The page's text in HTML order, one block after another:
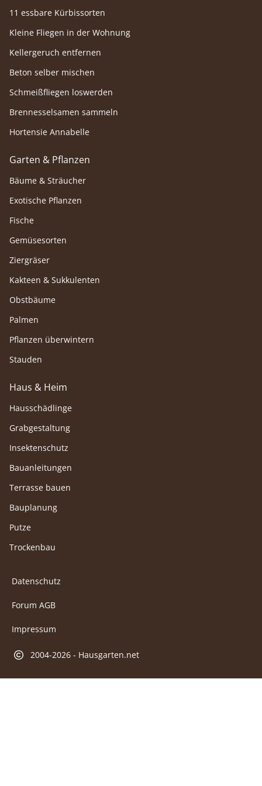
11 essbare Kürbissorten
Kleine Fliegen in der Wohnung
Kellergeruch entfernen
Beton selber mischen
Schmeißfliegen loswerden
Brennesselsamen sammeln
Hortensie Annabelle
Garten & Pflanzen
Bäume & Sträucher
Exotische Pflanzen
Fische
Gemüsesorten
Ziergräser
Kakteen & Sukkulenten
Obstbäume
Palmen
Pflanzen überwintern
Stauden
Haus & Heim
Hausschädlinge
Grabgestaltung
Insektenschutz
Bauanleitungen
Terrasse bauen
Bauplanung
Putze
Trockenbau
Datenschutz
Forum AGB
Impressum
2004-2026 - Hausgarten.net